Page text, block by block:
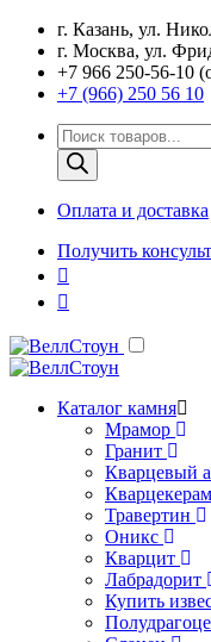
г. Казань, ул.
г. Москва, ул.
+7 966 250-56-10
+7 (966) 250 56 10
Поиск
товаров
Оплата и доставка
Получить
Каталог камня
Мрамор
Гранит
Кварцевый
Травертин
Оникс
Кварцит
Лабрадорит
Купить